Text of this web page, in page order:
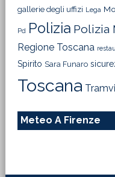
gallerie degli uffizi Lega
Pd Polizia Polizia
Regione Toscana
Spirito Sara Funaro
Toscana
Meteo A Firenze